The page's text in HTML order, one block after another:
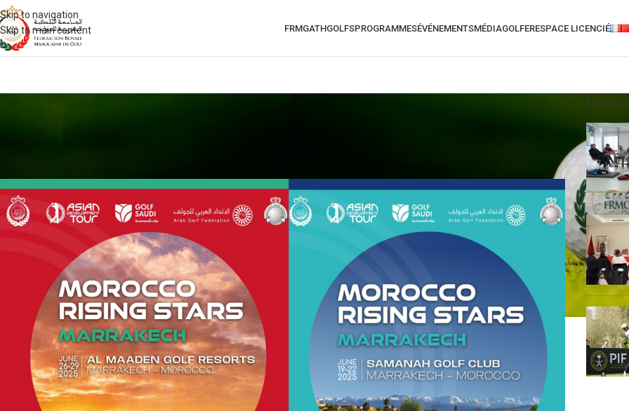
Skip to navigation
Skip to main content
FRMGATHGOLFSPROGRAMMESÉVÉNEMENTSMÉDIAGOLFERESPACE LICENCIÉ
LES